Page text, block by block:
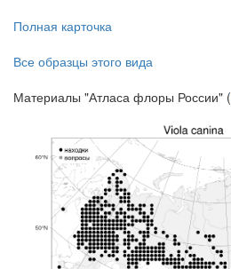
Полная карточка
Все образцы этого вида
Материалы "Атласа флоры России" (